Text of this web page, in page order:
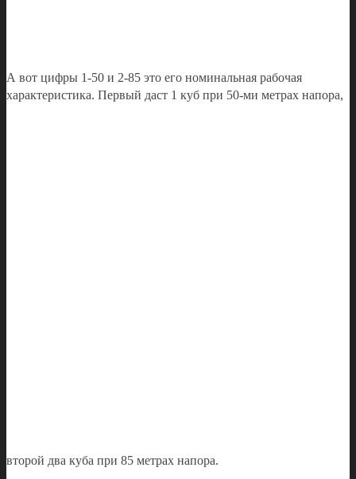
А вот цифры 1-50 и 2-85 это его номинальная рабочая
характеристика. Первый даст 1 куб при 50-ми метрах напора,
второй два куба при 85 метрах напора.